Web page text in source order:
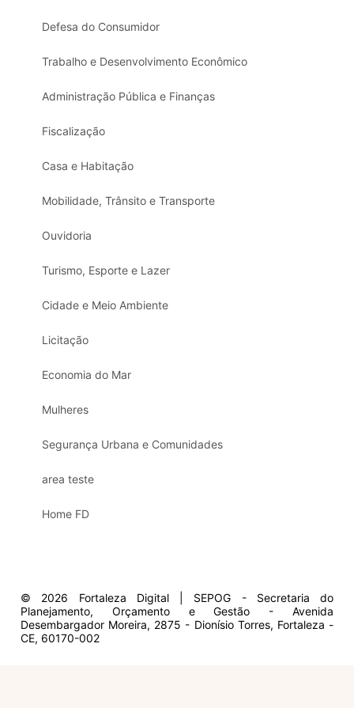
Defesa do Consumidor
Trabalho e Desenvolvimento Econômico
Administração Pública e Finanças
Fiscalização
Casa e Habitação
Mobilidade, Trânsito e Transporte
Ouvidoria
Turismo, Esporte e Lazer
Cidade e Meio Ambiente
Licitação
Economia do Mar
Mulheres
Segurança Urbana e Comunidades
area teste
Home FD
© 2026 Fortaleza Digital | SEPOG - Secretaria do
Planejamento, Orçamento e Gestão - Avenida
Desembargador Moreira, 2875 - Dionísio Torres, Fortaleza -
CE, 60170-002